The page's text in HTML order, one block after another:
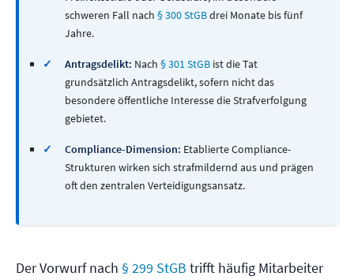
schweren Fall nach § 300 StGBdrei Monate bis fünf
Jahre.
✓ Antragsdelikt: Nach § 301 StGB ist die Tat
grundsätzlich Antragsdelikt, sofern nicht das
besondere öffentliche Interesse die Strafverfolgung
gebietet.
✓ Compliance-Dimension: Etablierte Compliance-
Strukturen wirken sich strafmildernd aus und prägen
oft den zentralen Verteidigungsansatz.
Der Vorwurf nach § 299 StGB trifft häufig Mitarbeiter